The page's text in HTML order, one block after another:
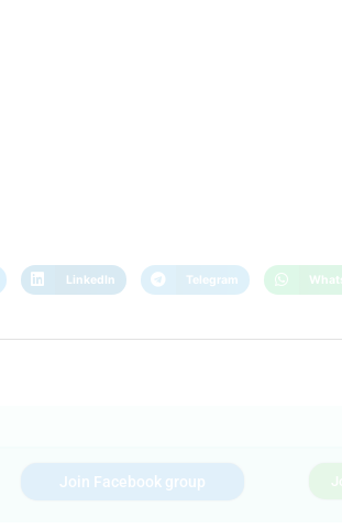
LinkedIn Telegram
Join Facebook group